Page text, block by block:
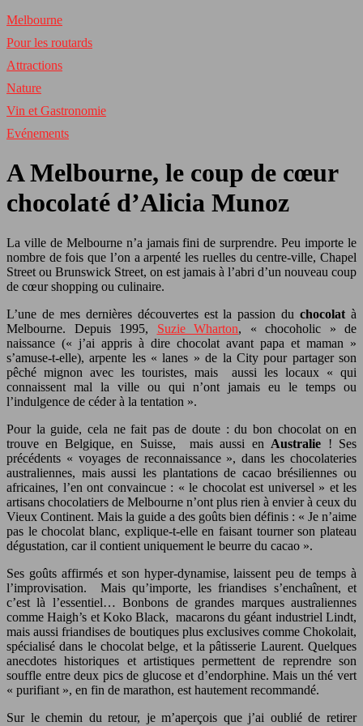
Melbourne
Pour les routards
Attractions
Nature
Vin et Gastronomie
Evénements
A Melbourne, le coup de cœur
chocolaté d’Alicia Munoz
La ville de Melbourne n’a jamais fini de surprendre. Peu importe le
nombre de fois que l’on a arpenté les ruelles du centre-ville, Chapel
Street ou Brunswick Street, on est jamais à l’abri d’un nouveau coup
de cœur shopping ou culinaire.
L’une de mes dernières découvertes est la passion duchocolat à
Melbourne. Depuis 1995, Suzie Wharton, « chocoholic » de
naissance (« j’ai appris à dire chocolat avant papa et maman »
s’amuse-t-elle), arpente les « lanes » de la City pour partager son
pêché mignon avec les touristes, mais aussi les locaux « qui
connaissent mal la ville ou qui n’ont jamais eu le temps ou
l’indulgence de céder à la tentation ».
Pour la guide, cela ne fait pas de doute : du bon chocolat on en
trouve en Belgique, en Suisse, mais aussi en Australie ! Ses
précédents « voyages de reconnaissance », dans les chocolateries
australiennes, mais aussi les plantations de cacao brésiliennes ou
africaines, l’en ont convaincue : « le chocolat est universel » et les
artisans chocolatiers de Melbourne n’ont plus rien à envier à ceux du
Vieux Continent. Mais la guide a des goûts bien définis : « Je n’aime
pas le chocolat blanc, explique-t-elle en faisant tourner son plateau
dégustation, car il contient uniquement le beurre du cacao ».
Ses goûts affirmés et son hyper-dynamise, laissent peu de temps à
l’improvisation. Mais qu’importe, les friandises s’enchaînent, et
c’est là l’essentiel… Bonbons de grandes marques australiennes
comme Haigh’s et Koko Black, macarons du géant industriel Lindt,
mais aussi friandises de boutiques plus exclusives comme Chokolait,
spécialisé dans le chocolat belge, et la pâtisserie Laurent. Quelques
anecdotes historiques et artistiques permettent de reprendre son
souffle entre deux pics de glucose et d’endorphine. Mais un thé vert
« purifiant », en fin de marathon, est hautement recommandé.
Sur le chemin du retour, je m’aperçois que j’ai oublié de retirer